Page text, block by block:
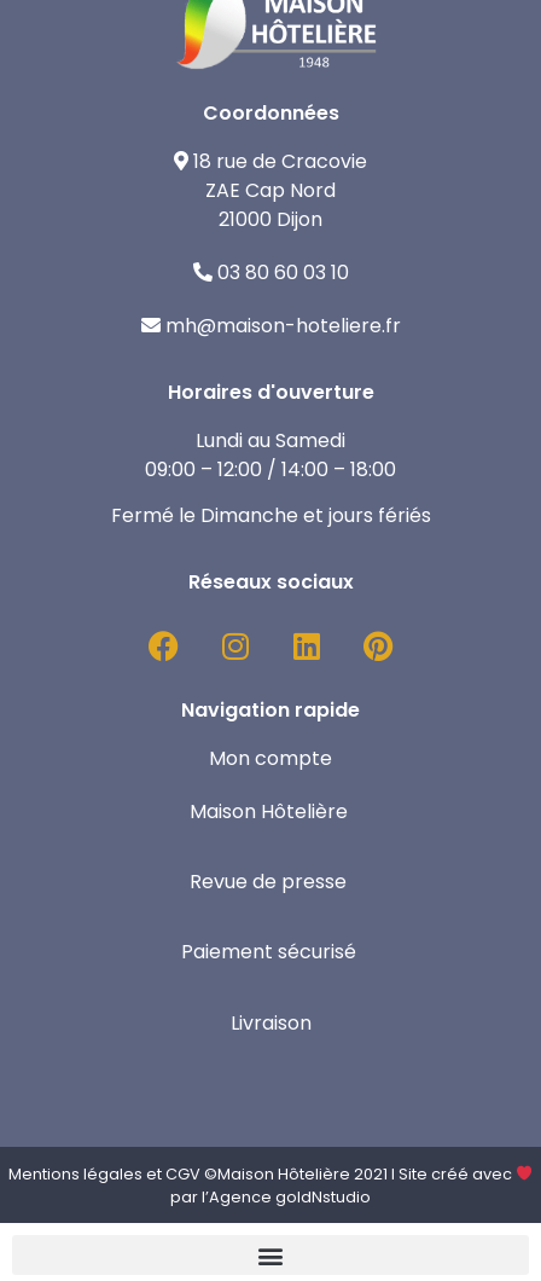
Coordonnées
18 rue de Cracovie
ZAE Cap Nord
21000 Dijon
03 80 60 03 10
mh@maison-hoteliere.fr
Horaires d'ouverture
Lundi au Samedi
09:00 – 12:00 / 14:00 – 18:00
Fermé le Dimanche et jours fériés
Réseaux sociaux
Navigation rapide
Mon compte
Maison Hôtelière
Revue de presse
Paiement sécurisé
Livraison
Mentions légales etCGV©Maison Hôtelière 2021 I Site créé avec
par l’Agence goldNstudio